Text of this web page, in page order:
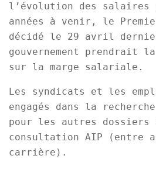
l’évolution des salaires
années à venir, le
décidé le 29 avril
gouvernement prendrait
sur la marge salariale.
Les syndicats et les
engagés dans la
pour les autres dossiers
consultation AIP (entre
carrière).